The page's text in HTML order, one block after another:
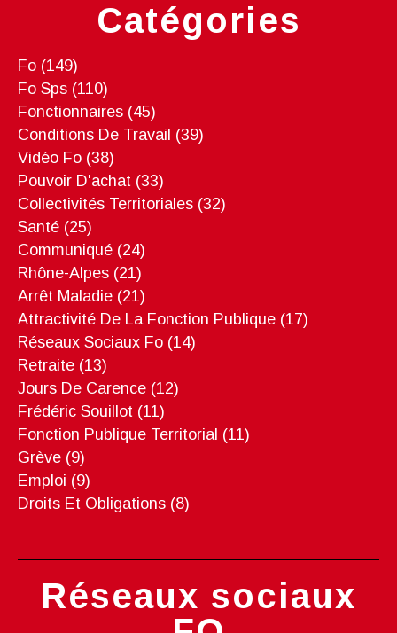
Catégories
Fo (149)
Fo Sps (110)
Fonctionnaires (45)
Conditions De Travail (39)
Vidéo Fo (38)
Pouvoir D'achat (33)
Collectivités Territoriales (32)
Santé (25)
Communiqué (24)
Rhône-Alpes (21)
Arrêt Maladie (21)
Attractivité De La Fonction Publique (17)
Réseaux Sociaux Fo (14)
Retraite (13)
Jours De Carence (12)
Frédéric Souillot (11)
Fonction Publique Territorial (11)
Grève (9)
Emploi (9)
Droits Et Obligations (8)
Réseaux sociaux